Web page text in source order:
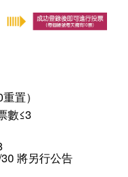
置）
數≤3
將另行公告